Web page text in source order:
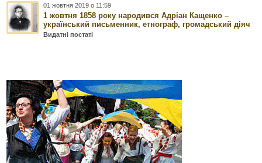
01 жовтня 2019 о 11:59
1 жовтня 1858 року народився Адріан Кащенко –
український письменник, етнограф, громадський діяч
Видатні постаті